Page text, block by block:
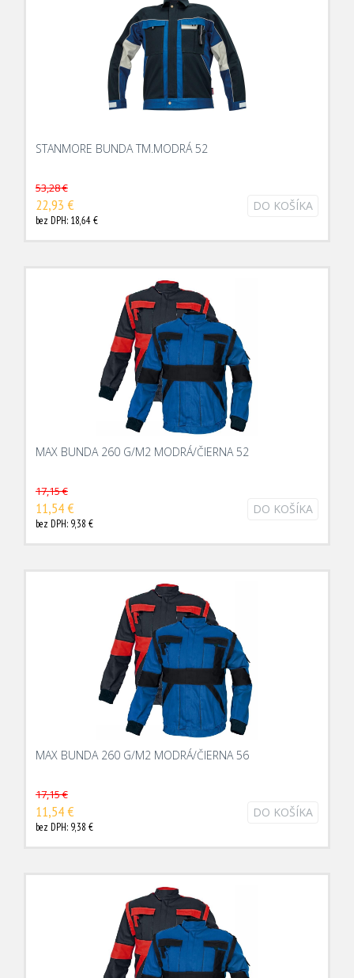
STANMORE BUNDA TM.MODRÁ 52
53,28 €
22,93 €
bez DPH: 18,64 €
DO KOŠÍKA
MAX BUNDA 260 G/M2 MODRÁ/ČIERNA 52
17,15 €
11,54 €
bez DPH: 9,38 €
DO KOŠÍKA
MAX BUNDA 260 G/M2 MODRÁ/ČIERNA 56
17,15 €
11,54 €
bez DPH: 9,38 €
DO KOŠÍKA